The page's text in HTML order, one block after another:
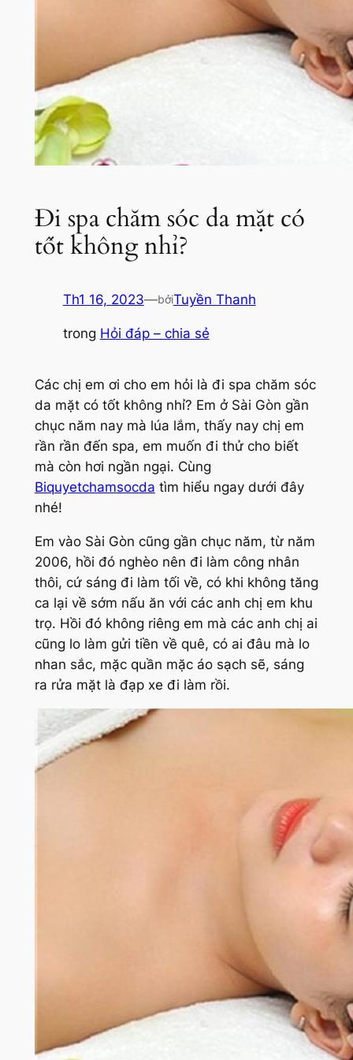
Đi spa chăm sóc da mặt có
tốt không nhỉ?
Th1 16, 2023—bởiTuyền Thanh
trong Hỏi đáp – chia sẻ
Các chị em ơi cho em hỏi là đi spa chăm sóc
da mặt có tốt không nhỉ? Em ở Sài Gòn gần
chục năm nay mà lúa lắm, thấy nay chị em
rần rần đến spa, em muốn đi thử cho biết
mà còn hơi ngần ngại. Cùng
Biquyetchamsocda tìm hiểu ngay dưới đây
nhé!
Em vào Sài Gòn cũng gần chục năm, từ năm
2006, hồi đó nghèo nên đi làm công nhân
thôi, cứ sáng đi làm tối về, có khi không tăng
ca lại về sớm nấu ăn với các anh chị em khu
trọ. Hồi đó không riêng em mà các anh chị ai
cũng lo làm gửi tiền về quê, có ai đâu mà lo
nhan sắc, mặc quần mặc áo sạch sẽ, sáng
ra rửa mặt là đạp xe đi làm rồi.